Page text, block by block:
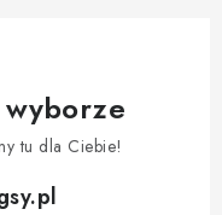
wyborze
tu dla Ciebie!